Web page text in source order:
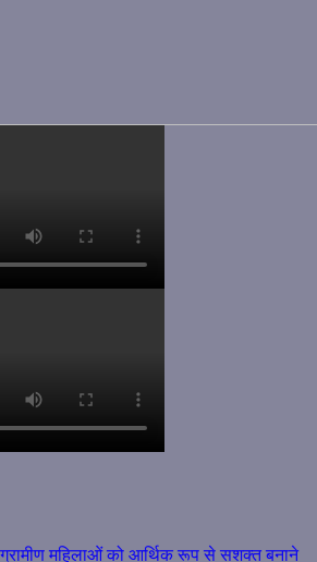
ग्रामीण महिलाओं को आर्थिक रूप से सशक्त बनाने